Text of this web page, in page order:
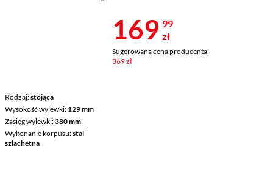
Rodzaj stojąca
Wysokość wylewki 129 mm
Zasięg wylewki 380 mm
Wykonanie korpusu stal
szlachetna
Cena 169,99
169 99
zł
Sugerowana cena producenta:
369 zł